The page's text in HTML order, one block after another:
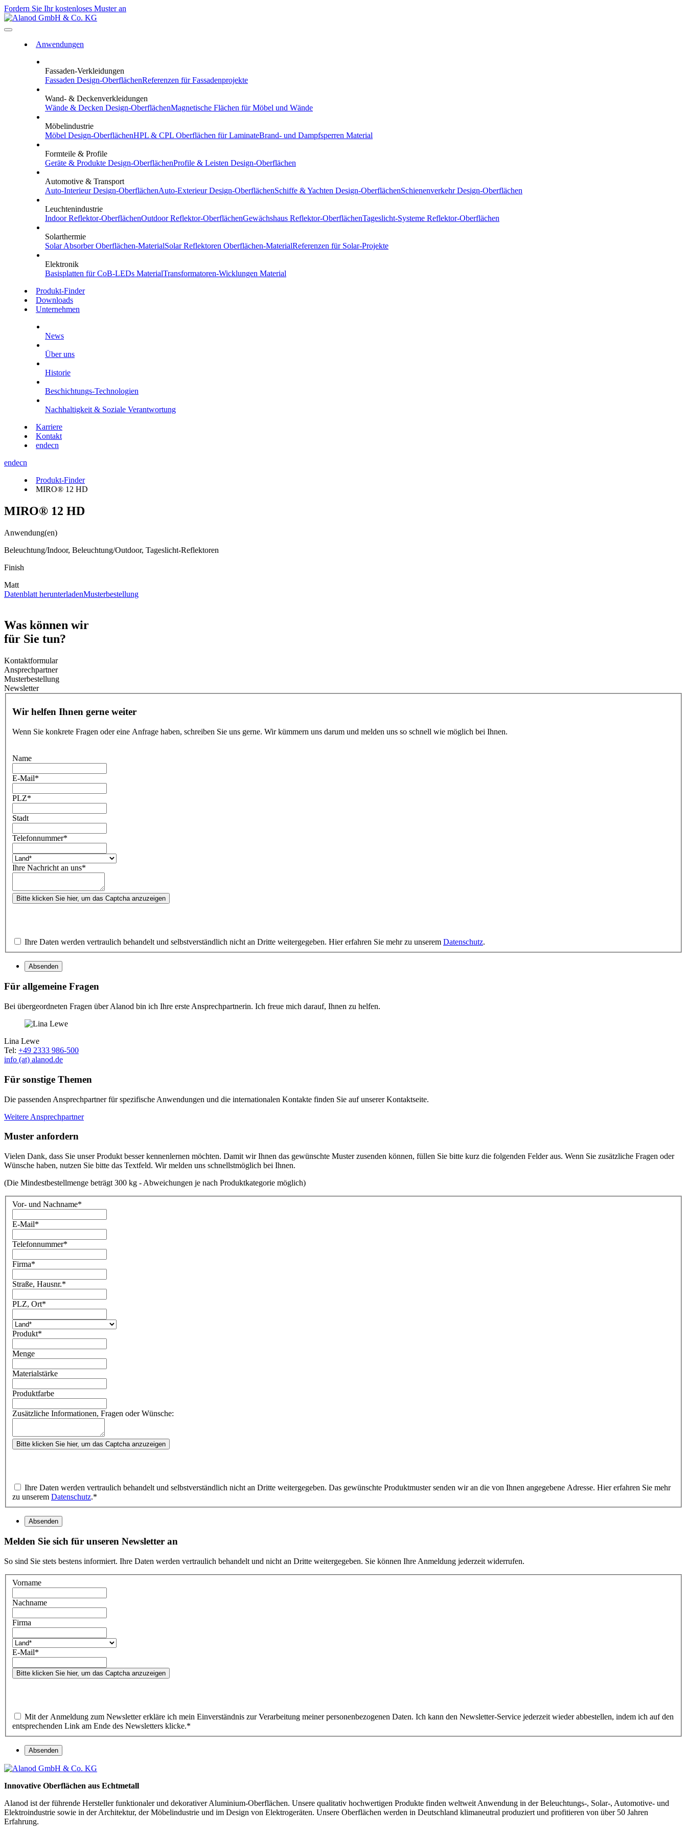
Fordern Sie Ihr kostenloses Muster an
Anwendungen
Fassaden-Verkleidungen
Fassaden Design-OberflächenReferenzen für Fassadenprojekte
Wand- & Deckenverkleidungen
Wände & Decken Design-OberflächenMagnetische Flächen für Möbel und Wände
Möbelindustrie
Möbel Design-OberflächenHPL & CPL Oberflächen für LaminateBrand- und Dampfsperren Material
Formteile & Profile
Geräte & Produkte Design-OberflächenProfile & Leisten Design-Oberflächen
Automotive & Transport
Auto-InterieurDesign-OberflächenAuto-ExterieurDesign-OberflächenSchiffe & Yachten Design-OberflächenSchienenverkehrDesign-Oberflächen
Leuchtenindustrie
IndoorReflektor-OberflächenOutdoorReflektor-OberflächenGewächshaus Reflektor-OberflächenTageslicht-Systeme Reflektor-Oberflächen
Solarthermie
Solar AbsorberOberflächen-MaterialSolar Reflektoren Oberflächen-MaterialReferenzen für Solar-Projekte
Elektronik
Basisplatten für CoB-LEDs MaterialTransformatoren-Wicklungen Material
Produkt-Finder
Downloads
Unternehmen
News
Über uns
Historie
Beschichtungs-Technologien
Nachhaltigkeit & Soziale Verantwortung
Karriere
Kontakt
endecn
endecn
Produkt-Finder
MIRO® 12 HD
MIRO® 12 HD
Anwendung(en)
Beleuchtung/Indoor, Beleuchtung/Outdoor, Tageslicht-Reflektoren
Finish
Matt
Datenblatt herunterladenMusterbestellung
Was können wir
für Sie tun?
Kontaktformular
Ansprechpartner
Musterbestellung
Newsletter
Wir helfen Ihnen gerne weiter
Wenn Sie konkrete Fragen oder eine Anfrage haben, schreiben Sie uns gerne. Wir kümmern uns darum und melden uns so schnell wie möglich bei Ihnen.
Name
E-Mail*
PLZ*
Stadt
Telefonnummer*
Ihre Nachricht an uns*
Bitte klicken Sie hier, um das Captcha anzuzeigen
Ihre Daten werden vertraulich behandelt und selbstverständlich nicht an Dritte weitergegeben. Hier erfahren Sie mehr zu unserem Datenschutz.
Absenden
Für allgemeine Fragen
Bei übergeordneten Fragen über Alanod bin ich Ihre erste Ansprechpartnerin. Ich freue mich darauf, Ihnen zu helfen.
Lina Lewe
Tel: +49 2333 986-500
info (at) alanod.de
Für sonstige Themen
Die passenden Ansprechpartner für spezifische Anwendungen und die internationalen Kontakte finden Sie auf unserer Kontaktseite.
Weitere Ansprechpartner
Muster anfordern
Vielen Dank, dass Sie unser Produkt besser kennenlernen möchten. Damit wir Ihnen das gewünschte Muster zusenden können, füllen Sie bitte kurz die folgenden Felder aus. Wenn Sie zusätzliche Fragen oder
Wünsche haben, nutzen Sie bitte das Textfeld. Wir melden uns schnellstmöglich bei Ihnen.
(Die Mindestbestellmenge beträgt 300 kg - Abweichungen je nach Produktkategorie möglich)
Vor- und Nachname*
E-Mail*
Telefonnummer*
Firma*
Straße, Hausnr.*
PLZ, Ort*
Produkt*
Menge
Materialstärke
Produktfarbe
Zusätzliche Informationen, Fragen oder Wünsche:
Bitte klicken Sie hier, um das Captcha anzuzeigen
Ihre Daten werden vertraulich behandelt und selbstverständlich nicht an Dritte weitergegeben. Das gewünschte Produktmuster senden wir an die von Ihnen angegebene Adresse. Hier erfahren Sie mehr
zu unserem Datenschutz.*
Absenden
Melden Sie sich für unseren Newsletter an
So sind Sie stets bestens informiert. Ihre Daten werden vertraulich behandelt und nicht an Dritte weitergegeben. Sie können Ihre Anmeldung jederzeit widerrufen.
Vorname
Nachname
Firma
E-Mail*
Bitte klicken Sie hier, um das Captcha anzuzeigen
Mit der Anmeldung zum Newsletter erkläre ich mein Einverständnis zur Verarbeitung meiner personenbezogenen Daten. Ich kann den Newsletter-Service jederzeit wieder abbestellen, indem ich auf den
entsprechenden Link am Ende des Newsletters klicke.*
Absenden
Innovative Oberflächen aus Echtmetall
Alanod ist der führende Hersteller funktionaler und dekorativer Aluminium-Oberflächen. Unsere qualitativ hochwertigen Produkte finden weltweit Anwendung in der Beleuchtungs-, Solar-, Automotive- und
Elektroindustrie sowie in der Architektur, der Möbelindustrie und im Design von Elektrogeräten. Unsere Oberflächen werden in Deutschland klimaneutral produziert und profitieren von über 50 Jahren
Erfahrung.